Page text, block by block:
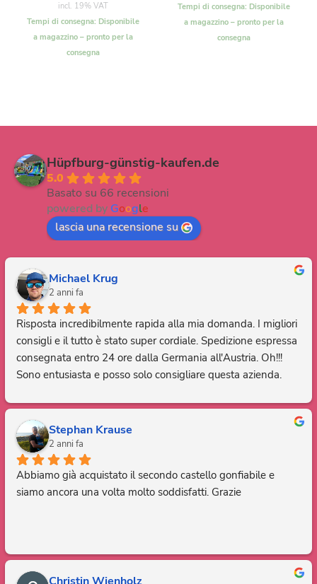
incl. 19% VAT
Tempi di consegna: Disponibile
a magazzino – pronto per la
consegna
Tempi di consegna: Disponibile
a magazzino – pronto per la
consegna
Hüpfburg-günstig-kaufen.de
5.0
Basato su 66 recensioni
powered by Google
lascia una recensione su
Michael Krug
2 anni fa
Risposta incredibilmente rapida alla mia domanda. I migliori
consigli e il tutto è stato super cordiale. Spedizione espressa
consegnata entro 24 ore dalla Germania all'Austria. Oh!!!
Sono entusiasta e posso solo consigliare questa azienda.
Stephan Krause
2 anni fa
Abbiamo già acquistato il secondo castello gonfiabile e
siamo ancora una volta molto soddisfatti. Grazie